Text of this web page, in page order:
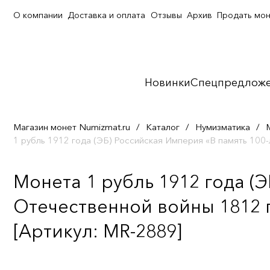
Новинки
О компании Доставка и оплата Отзывы Архив Продать
Магазин монет Numizmat.ru / Каталог / Нумизматика /
1 рубль 1912 года (ЭБ) Российская Империя «В память
Монета 1 рубль 1912 года
Отечественной войны 1812
[Артикул: MR-2889]